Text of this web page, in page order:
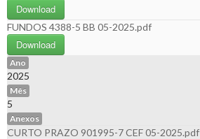
Download
FUNDOS 4388-5 BB 05-2025.pdf
Download
Ano
2025
Mês
5
Anexos
CURTO PRAZO 901995-7 CEF 05-2025.pdf